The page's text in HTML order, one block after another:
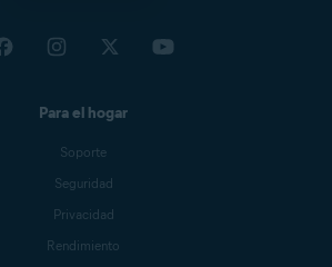
Para el hogar
Soporte
Seguridad
Privacidad
Rendimiento